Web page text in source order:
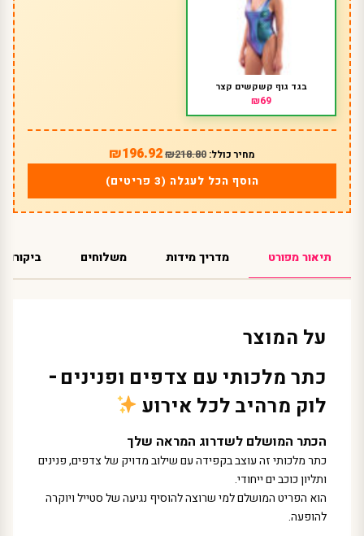
בגד גוף קשקשים קצר
₪69
מחיר כולל: ₪218.80
₪196.92
הוסף הכל לעגלה (3 פריטים)
תיאור מפורט מדריך מידות משלוחים ביקורות
על המוצר
כתר מלכותי עם צדפים ופנינים –
לוק מרהיב לכל אירוע
הכתר המושלם לשדרוג המראה שלך
כתר מלכותי זה עוצב בקפידה עם שילוב מדויק של צדפים, פנינים
ותליון כוכב ים ייחודי.
הוא הפריט המושלם למי שרוצה להוסיף נגיעה של סטייל ויוקרה
להופעה.